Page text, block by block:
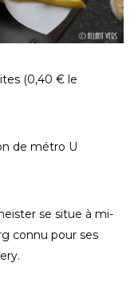
(0,40 € le
de métro U
se situe à mi-
connu pour ses